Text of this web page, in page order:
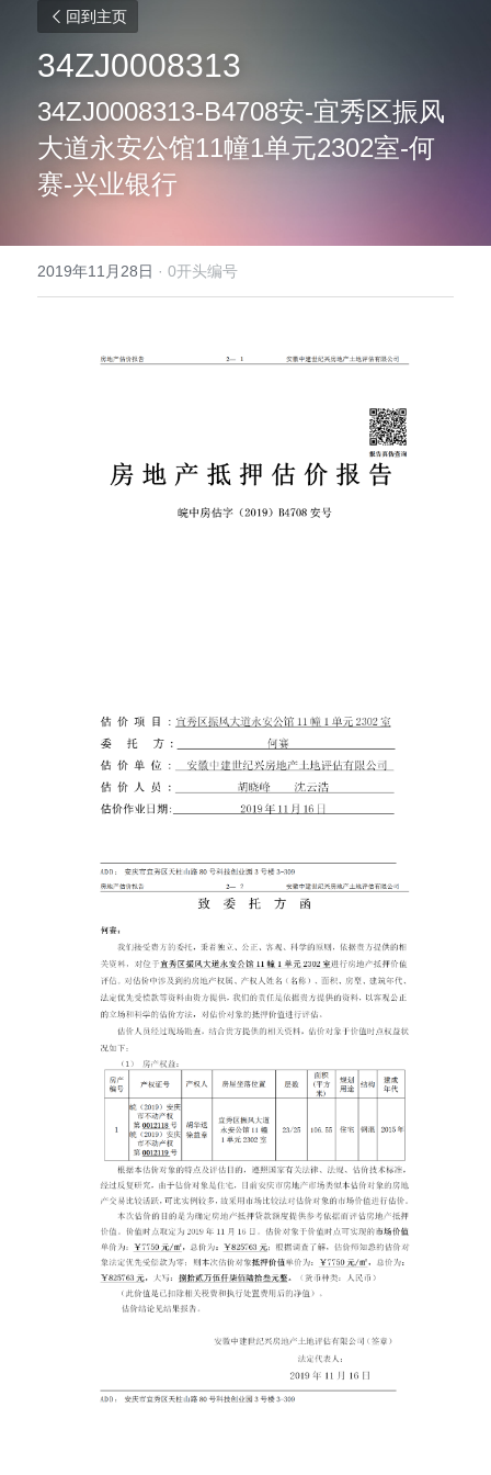
回到主页
34ZJ0008313
34ZJ0008313-B4708安-宜秀区振风
大道永安公馆11幢1单元2302室-何
赛-兴业银行
2019年11月28日 · 0开头编号